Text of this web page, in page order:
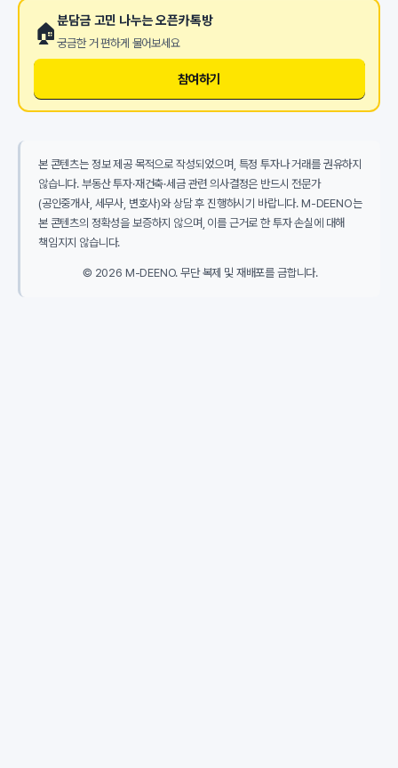
🏠분담금 고민 나누는 오픈카톡방
궁금한 거 편하게 물어보세요
참여하기
본 콘텐츠는 정보 제공 목적으로 작성되었으며, 특정 투자나 거래를 권유하지
않습니다. 부동산 투자·재건축·세금 관련 의사결정은 반드시 전문가
(공인중개사, 세무사, 변호사)와 상담 후 진행하시기 바랍니다. M-DEENO는
본 콘텐츠의 정확성을 보증하지 않으며, 이를 근거로 한 투자 손실에 대해
책임지지 않습니다.
© 2026 M-DEENO. 무단 복제 및 재배포를 금합니다.